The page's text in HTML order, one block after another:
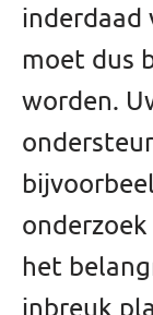
inderdaad
moet dus
worden.
het
inbreuk